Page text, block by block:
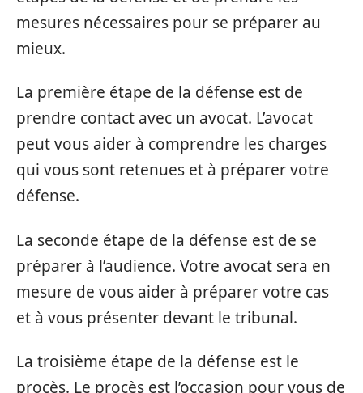
mesures nécessaires pour se préparer au
mieux.
La première étape de la défense est de
prendre contact avec un avocat. L’avocat
peut vous aider à comprendre les charges
qui vous sont retenues et à préparer votre
défense.
La seconde étape de la défense est de se
préparer à l’audience. Votre avocat sera en
mesure de vous aider à préparer votre cas
et à vous présenter devant le tribunal.
La troisième étape de la défense est le
procès. Le procès est l’occasion pour vous de